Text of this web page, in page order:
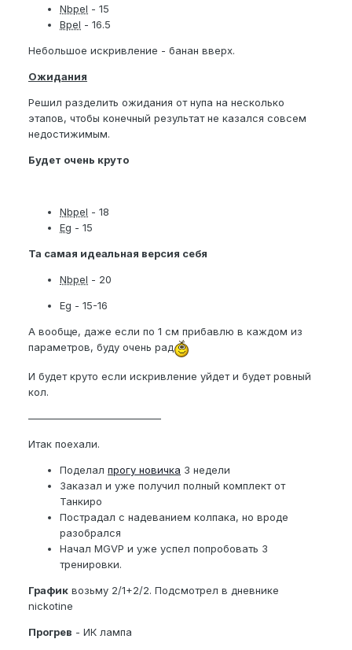
Nbpel - 15
Bpel - 16.5
Небольшое искривление - банан вверх.
Ожидания
Решил разделить ожидания от нупа на несколько
этапов, чтобы конечный результат не казался совсем
недостижимым.
Будет очень круто
Nbpel - 18
Eg - 15
Та самая идеальная версия себя
Nbpel - 20
Eg - 15-16
А вообще, даже если по 1 см прибавлю в каждом из
параметров, буду очень рад
И будет круто если искривление уйдет и будет ровный
кол.
—————————————
Итак поехали.
Поделал прогу новичка 3 недели
Заказал и уже получил полный комплект от
Танкиро
Пострадал с надеванием колпака, но вроде
разобрался
Начал MGVP и уже успел попробовать 3
тренировки.
График возьму 2/1+2/2. Подсмотрел в дневнике
nickotine
Прогрев - ИК лампа